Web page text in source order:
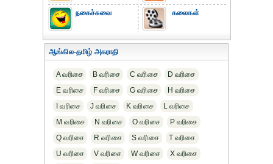
நகைச்சுவை கலைகள்
ஆங்கில-தமிழ் அகராதி
A வரிசை B வரிசை C வரிசை
D வரிசை
E வரிசை
F வரிசை G வரிசை
H வரிசை
I வரிசை
J வரிசை K வரிசை
L வரிசை
M வரிசை
N வரிசை O வரிசை
P வரிசை
Q வரிசை
R வரிசை S வரிசை
T வரிசை
U வரிசை
V வரிசை W வரிசை X வரிசை